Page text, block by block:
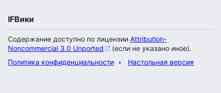
IFВики
Содержание доступно по лицензии Attribution-
Noncommercial 3.0 Unported
(если не указано иное).
Политика конфиденциальности
Настольная версия